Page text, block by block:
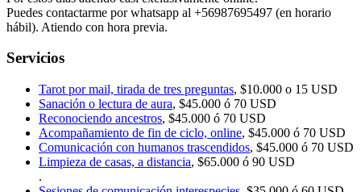
Puedes contactarme por whatsapp al +56987695497 (en horario
hábil). Atiendo con hora previa.
Servicios
Tarot por mail, tirada de tres preguntas, $10.000 o 15 USD
Sanación o lectura de aura, $45.000 ó 70 USD
Reconociendo ancestros, $45.000 ó 70 USD
Acompañamiento de fin de ciclo, online, $45.000 ó 70 USD
Comunicación con humanos trascendidos, $45.000 ó 70 USD
Limpieza de casas, a distancia, $65.000 ó 90 USD
.